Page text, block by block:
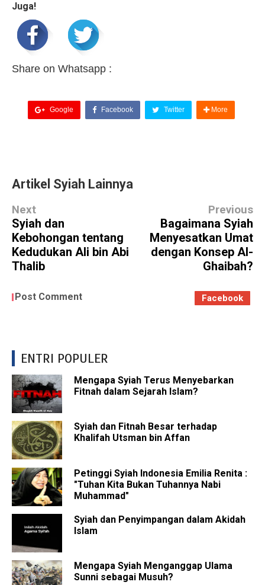
Juga!
Share on Whatsapp :
Google Facebook Twitter More
Artikel Syiah Lainnya
Next
Syiah dan
Kebohongan tentang
Kedudukan Ali bin Abi
Thalib
Previous
Bagaimana Syiah
Menyesatkan Umat
dengan Konsep Al-
Ghaibah?
Post Comment Facebook
ENTRI POPULER
Mengapa Syiah Terus Menyebarkan
Fitnah dalam Sejarah Islam?
Syiah dan Fitnah Besar terhadap
Khalifah Utsman bin Affan
Petinggi Syiah Indonesia Emilia Renita :
"Tuhan Kita Bukan Tuhannya Nabi
Muhammad"
Syiah dan Penyimpangan dalam Akidah
Islam
Mengapa Syiah Menganggap Ulama
Sunni sebagai Musuh?